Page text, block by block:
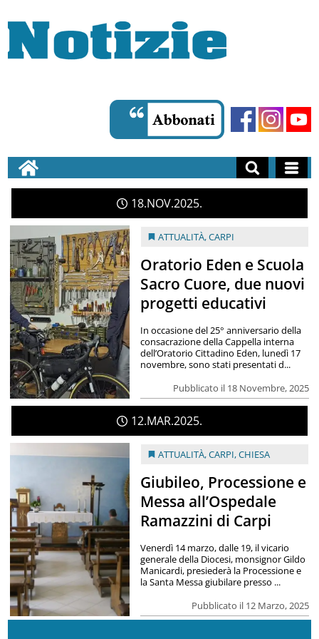
18 NOV2025
ATTUALITÀ,CARPI
Oratorio Eden e Scuola
Sacro Cuore, due nuovi
progetti educativi
Pubblicato il 18 Novembre, 2025
In occasione del 25° anniversario della
consacrazione della Cappella interna
dell’Oratorio Cittadino Eden, lunedì 17
novembre, sono stati presentati d...
12 MAR2025
ATTUALITÀ,CARPI,CHIESA
Giubileo, Processione e
Messa all’Ospedale
Ramazzini di Carpi
Pubblicato il 12 Marzo, 2025
Venerdì 14 marzo, dalle 19, il vicario
generale della Diocesi, monsignor Gildo
Manicardi, presiederà la Processione e
la Santa Messa giubilare presso ...